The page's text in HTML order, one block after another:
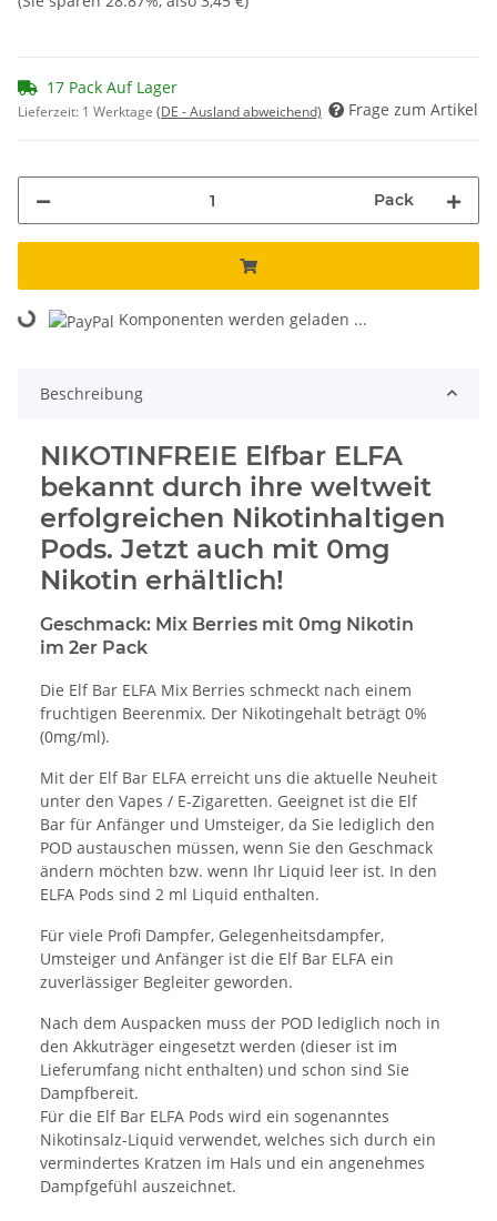
17 Pack Auf Lager
Lieferzeit: 1 Werktage (DE - Ausland abweichend) Frage zum Artikel
Pack
Loading... Komponenten werden geladen ...
Beschreibung
NIKOTINFREIE Elfbar ELFA
bekannt durch ihre weltweit
erfolgreichen Nikotinhaltigen
Pods. Jetzt auch mit 0mg
Nikotin erhältlich!
Geschmack: Mix Berries mit 0mg Nikotin
im 2er Pack
Die Elf Bar ELFA Mix Berries schmeckt nach einem
fruchtigen Beerenmix. Der Nikotingehalt beträgt 0%
(0mg/ml).
Mit der Elf Bar ELFA erreicht uns die aktuelle Neuheit
unter den Vapes / E-Zigaretten. Geeignet ist die Elf
Bar für Anfänger und Umsteiger, da Sie lediglich den
POD austauschen müssen, wenn Sie den Geschmack
ändern möchten bzw. wenn Ihr Liquid leer ist. In den
ELFA Pods sind 2 ml Liquid enthalten.
Für viele Profi Dampfer, Gelegenheitsdampfer,
Umsteiger und Anfänger ist die Elf Bar ELFA ein
zuverlässiger Begleiter geworden.
Nach dem Auspacken muss der POD lediglich noch in
den Akkuträger eingesetzt werden (dieser ist im
Lieferumfang nicht enthalten) und schon sind Sie
Dampfbereit.
Für die Elf Bar ELFA Pods wird ein sogenanntes
Nikotinsalz-Liquid verwendet, welches sich durch ein
vermindertes Kratzen im Hals und ein angenehmes
Dampfgefühl auszeichnet.